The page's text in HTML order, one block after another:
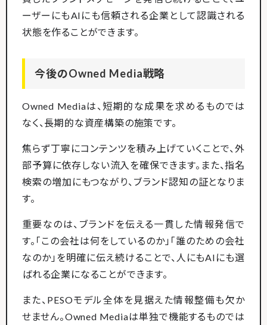
ーザーにもAIにも信頼される企業として認識される
状態を作ることができます。
今後のOwned Media戦略
Owned Mediaは、短期的な成果を求めるものでは
なく、長期的な資産構築の施策です。
焦らず丁寧にコンテンツを積み上げていくことで、外
部予算に依存しない流入を確保できます。また、指名
検索の増加にもつながり、ブランド認知の証となりま
す。
重要なのは、ブランドを伝える一貫した情報発信で
す。「この会社は何をしているのか」「誰のための会社
なのか」を明確に伝え続けることで、人にもAIにも選
ばれる企業になることができます。
また、PESOモデル全体を見据えた情報整備も欠か
せません。Owned Mediaは単独で機能するものでは